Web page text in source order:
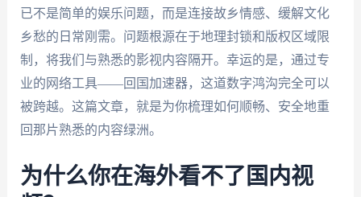
已不是简单的娱乐问题，而是连接故乡情感、缓解文化
乡愁的日常刚需。问题根源在于地理封锁和版权区域限
制，将我们与熟悉的影视内容隔开。幸运的是，通过专
业的网络工具——回国加速器，这道数字鸿沟完全可以
被跨越。这篇文章，就是为你梳理如何顺畅、安全地重
回那片熟悉的内容绿洲。
为什么你在海外看不了国内视